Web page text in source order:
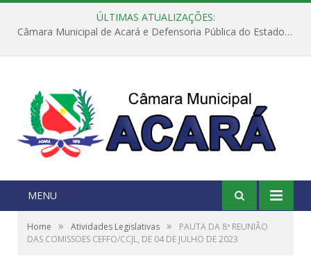
ÚLTIMAS ATUALIZAÇÕES:
Câmara Municipal de Acará e Defensoria Pública do Estado, promovem Ação Balcão de Direitos
MENU
Home » Atividades Legislativas »
PAUTA DA 8ª REUNIÃO
DAS COMISSOES CEFFO/CCJL, DE 04 DE JULHO DE 2023